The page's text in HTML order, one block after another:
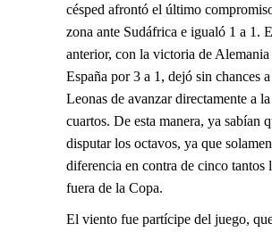
césped afrontó el último
zona ante Sudáfrica e igualó 1 a 1.
anterior, con la victoria de Alemania
España por 3 a 1, dejó sin chances
Leonas de avanzar directamente a
cuartos. De esta manera, ya sabían
disputar los octavos, ya que
diferencia en contra de cinco tantos
fuera de la Copa.
El viento fue partícipe del juego,